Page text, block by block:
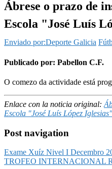
Ábrese o prazo de
Escola "José Luís
Enviado por:Deporte Galicia
Publicado por: Pabellon C.F.
O comezo da actividade está
Enlace con la noticia original:
Escola "José Luís López Iglesias"
Post navigation
Exame Xuíz Nivel I Decembro
TROFEO INTERNACIONAL